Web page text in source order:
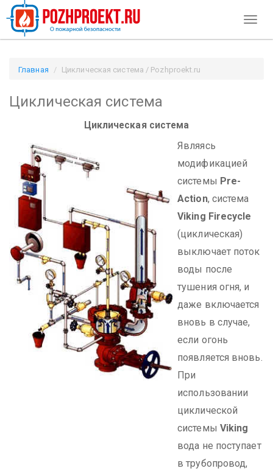
Главная Циклическая система / Pozhproekt.ru
Циклическая система
Циклическая система
Являясь
модификацией
системы Pre-
Action, система
Viking Firecycle
(циклическая)
выключает поток
воды после
тушения огня, и
даже включается
вновь в случае,
если огонь
появляется вновь.
При
использовании
циклической
системы Viking
вода не поступает
в трубопровод,